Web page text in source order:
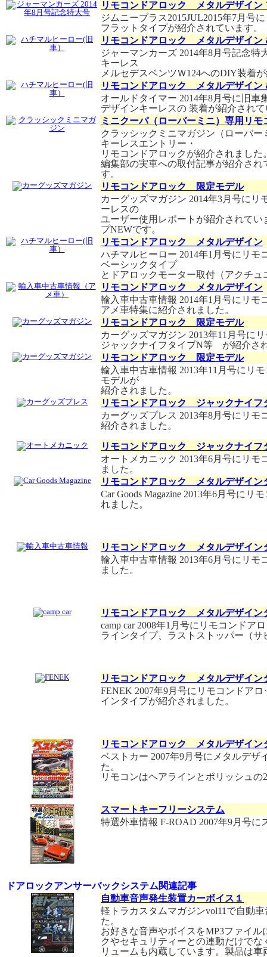
リモコンドアロック メタルデザイン
ジムニープラス2015JUL2015年7月
フラットタイプが紹介されています。
リモコンドアロック メタルデザイン
ジャーマンカーズ 2014年8月号記念
キーレス
メルセデスベンツＷ124へのDIY装着
リモコンドアロック メタルデザイン
オールドタイマー 2014年8月号に旧
デザインキーレスの 装着が紹介され
ミニクーパ（ローバーミニ）専用リ
クラッシックミニマガジン（ローバ
キーレスエントリー・
リモコンドアロックが紹介されました
編集部の実車への取付記事が紹介さ
す。
リモコンドアロック 限定モデル
カーグッズマガジン 2014年3月号に
ーレスの
ユーザー使用レポートが紹介されて
プNEWです。
リモコンドアロック メタルデザイン
ハチマルヒーロー 2014年1月号にリ
ベーシックタイプ
とドアロックモーター取付（アクチ
リモコンドアロック メタルデザイン
輸入車中古車情報 2014年1月号にリ
アメ車特集に紹介されました。
リモコンドアロック 限定モデル
カーグッズマガジン 2013年11月号に
ジャックナイフタイプN等 が紹介さ
リモコンドアロック 限定モデル
輸入車中古車情報 2013年11月号に
モデルが
紹介されました。
リモコンドアロック ジャックナイフ
カーグッズプレス 2013年8月号にリ
紹介されました。
リモコンドアロック ジャックナイフ
オートメカニック 2013年6月号にリ
ました。
リモコンドアロック メタルデザイン
Car Goods Magazine 2013年6月号に
れました。
リモコンドアロック メタルデザイン
輸入車中古車情報 2013年6月号にリ
ました。
リモコンドアロック メタルデザイン
camp car 2008年1月号にリモコンド
ラインタイプ、ラストストッパー（
リモコンドアロック メタルデザイン
FENEK 2007年9月号にリモコンドア
インタイプが紹介されました。
リモコンドアロック メタルデザイン
ベストカー 2007年9月号にメタルデ
た。
リモコンはヘアラインとポリッシュの
スマートキーフリーシステム
特選外車情報 F-ROAD 2007年9月号
ドアロックアンサーバックシステム関連記事
自動車音声発生装置カーボイス１
軽トラカスタムマガジンvol11で自動
た。
お好きな音声やボイスをMP3ファイ
クやセキュリティーとの連動だけで
リュームも内蔵しています。製品は